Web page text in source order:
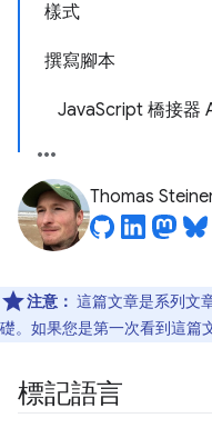
樣式
撰寫腳本
JavaScript 橋接器
Thomas
注意： 這篇文章是系列文
礎。如果您是第一次看到這篇
標記語言